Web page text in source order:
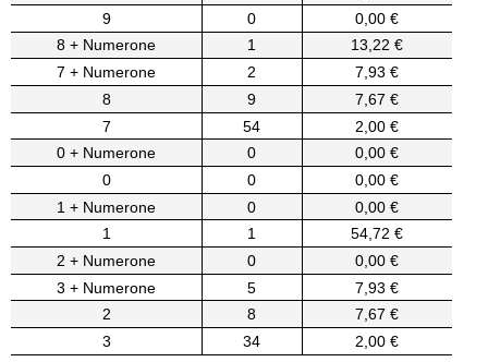
9
0
0,00 €
8 + Numerone
1
13,22 €
7 + Numerone
2
7,93 €
8
9
7,67 €
7
54
2,00 €
0 + Numerone
0
0,00 €
0
0
0,00 €
1 + Numerone
0
0,00 €
1
1
54,72 €
2 + Numerone
0
0,00 €
3 + Numerone
5
7,93 €
2
8
7,67 €
3
34 2,00 €